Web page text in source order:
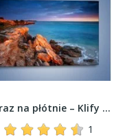
Obraz na płótnie – Klify nad spokojnym morzem –...
1